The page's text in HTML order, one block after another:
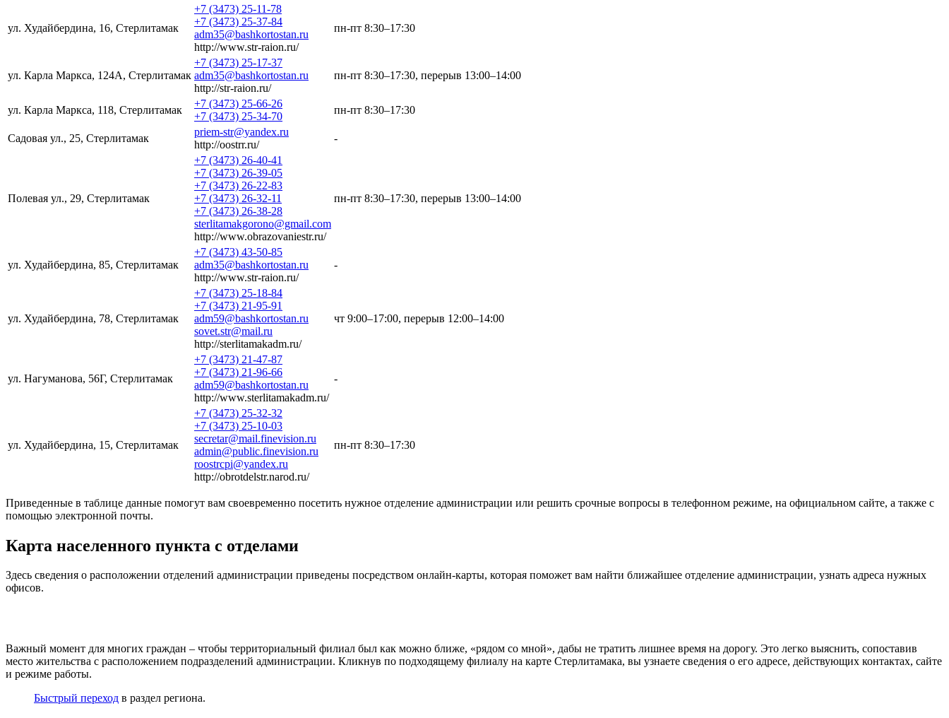
ул. Худайбердина, 16, Стерлитамак
+7 (3473) 25-11-78
+7 (3473) 25-37-84
adm35@bashkortostan.ru
http://www.str-raion.ru/
пн-пт 8:30–17:30
ул. Карла Маркса, 124А, Стерлитамак
+7 (3473) 25-17-37
adm35@bashkortostan.ru
http://str-raion.ru/
пн-пт 8:30–17:30, перерыв 13:00–14:00
ул. Карла Маркса, 118, Стерлитамак
+7 (3473) 25-66-26
+7 (3473) 25-34-70
пн-пт 8:30–17:30
Садовая ул., 25, Стерлитамак
priem-str@yandex.ru
http://oostrr.ru/
-
Полевая ул., 29, Стерлитамак
+7 (3473) 26-40-41
+7 (3473) 26-39-05
+7 (3473) 26-22-83
+7 (3473) 26-32-11
+7 (3473) 26-38-28
sterlitamakgorono@gmail.com
http://www.obrazovaniestr.ru/
пн-пт 8:30–17:30, перерыв 13:00–14:00
ул. Худайбердина, 85, Стерлитамак
+7 (3473) 43-50-85
adm35@bashkortostan.ru
http://www.str-raion.ru/
-
ул. Худайбердина, 78, Стерлитамак
+7 (3473) 25-18-84
+7 (3473) 21-95-91
adm59@bashkortostan.ru
sovet.str@mail.ru
http://sterlitamakadm.ru/
чт 9:00–17:00, перерыв 12:00–14:00
ул. Нагуманова, 56Г, Стерлитамак
+7 (3473) 21-47-87
+7 (3473) 21-96-66
adm59@bashkortostan.ru
http://www.sterlitamakadm.ru/
-
ул. Худайбердина, 15, Стерлитамак
+7 (3473) 25-32-32
+7 (3473) 25-10-03
secretar@mail.finevision.ru
admin@public.finevision.ru
roostrcpi@yandex.ru
http://obrotdelstr.narod.ru/
пн-пт 8:30–17:30
Приведенные в таблице данные помогут вам своевременно посетить нужное отделение администрации или решить срочные вопросы в телефонном режиме, на официальном сайте, а также с
помощью электронной почты.
Карта населенного пункта с отделами
Здесь сведения о расположении отделений администрации приведены посредством онлайн-карты, которая поможет вам найти ближайшее отделение администрации, узнать адреса нужных
офисов.
Важный момент для многих граждан – чтобы территориальный филиал был как можно ближе, «рядом со мной», дабы не тратить лишнее время на дорогу. Это легко выяснить, сопоставив
место жительства с расположением подразделений администрации. Кликнув по подходящему филиалу на карте Стерлитамака, вы узнаете сведения о его адресе, действующих контактах, сайте
и режиме работы.
Быстрый переход в раздел региона.